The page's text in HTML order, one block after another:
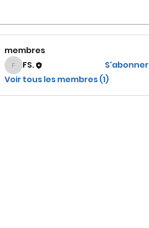
membres
FS.FS.
S'abonner
Voir tous les membres (1)